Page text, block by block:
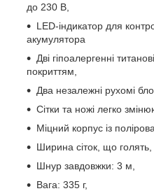
до 230 В,
LED-індикатор для
акумулятора
Дві гіпоалергенні
покриттям,
Два незалежні рухомі
Сітки та ножі легко
Міцний корпус із
Ширина сіток, що
Шнур завдовжки: 3 м,
Вага: 335 г,